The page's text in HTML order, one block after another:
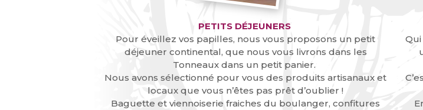
PETITS DÉJEUNERS
Pour éveillez vos papilles, nous vous proposons un petit
déjeuner continental, que nous vous livrons dans les
Tonneaux dans un petit panier.
Nous avons sélectionné pour vous des produits artisanaux et
locaux que vous n’êtes pas prêt d’oublier !
Baguette et viennoiserie fraiches du boulanger, confitures